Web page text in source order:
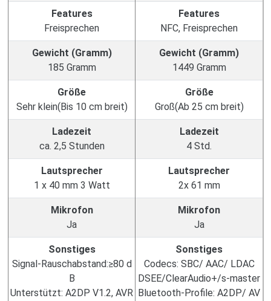
Features
Freisprechen
Features
NFC, Freisprechen
Gewicht (Gramm)
185 Gramm
Gewicht (Gramm)
1449 Gramm
Größe
Sehr klein(Bis 10 cm breit)
Größe
Groß(Ab 25 cm breit)
Ladezeit
ca. 2,5 Stunden
Ladezeit
4 Std.
Lautsprecher
1 x 40 mm 3 Watt
Lautsprecher
2x 61 mm
Mikrofon
Ja
Mikrofon
Ja
Sonstiges
Signal-Rauschabstand:≥80 d
B
Unterstützt: A2DP V1.2, AVR
Sonstiges
Codecs: SBC/ AAC/ LDAC
DSEE/ClearAudio+/s-master
Bluetooth-Profile: A2DP/ AV